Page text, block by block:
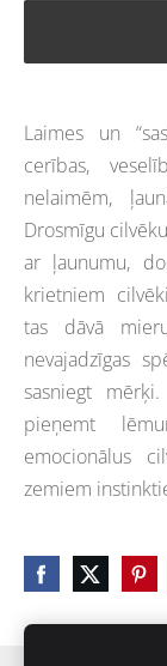
Laimes un
cerības,
nelaimēm,
Drosmīgu
ar ļaunumu,
krietniem
tas dāvā
nevajadzīgas
sasniegt
pieņemt
emocionālus
zemiem